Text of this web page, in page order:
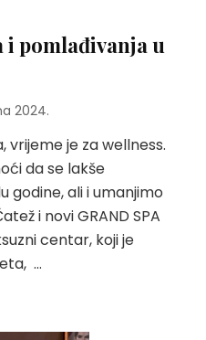
i pomlađivanja u
2024.
vrijeme je za wellness.
da se lakše
godine, ali i umanjimo
i novi GRAND SPA
centar, koji je
…